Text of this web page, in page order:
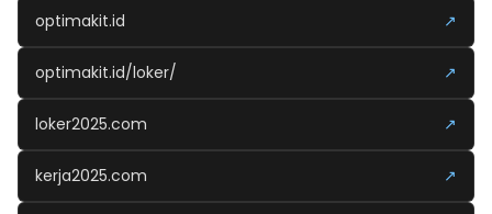
optimakit.id ↗
optimakit.id/loker/ ↗
loker2025.com ↗
kerja2025.com ↗